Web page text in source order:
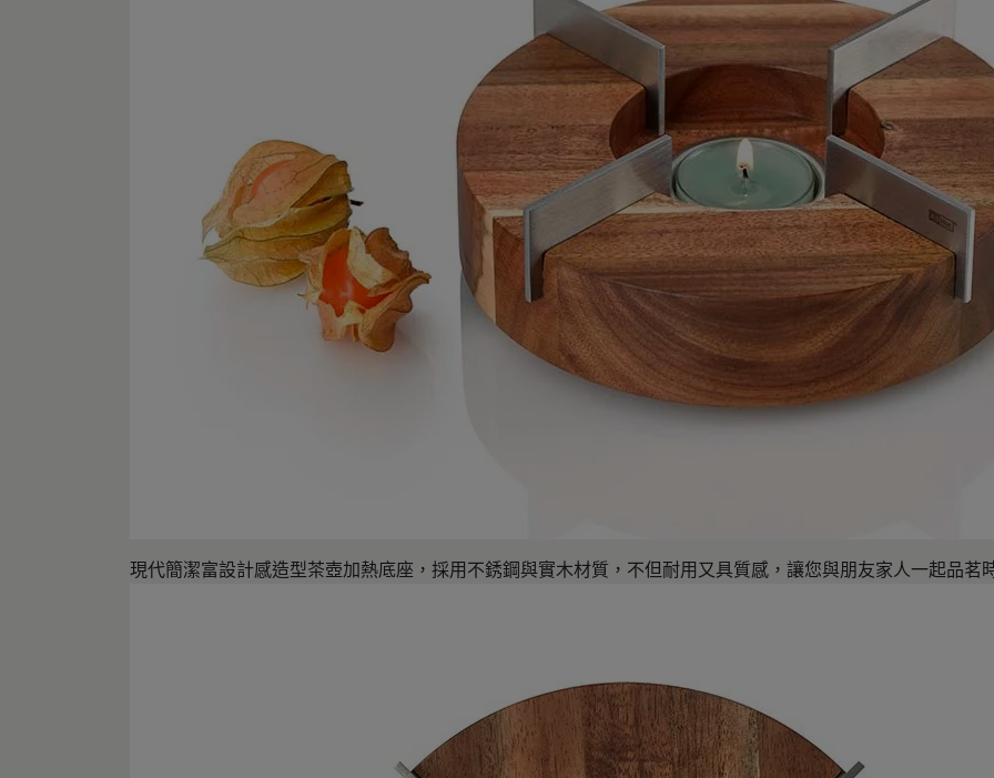
現代簡潔富設計感造型茶壺加熱底座，採用不銹鋼與實木材質，不但耐用又具質感，讓您與朋友家人一起品茗